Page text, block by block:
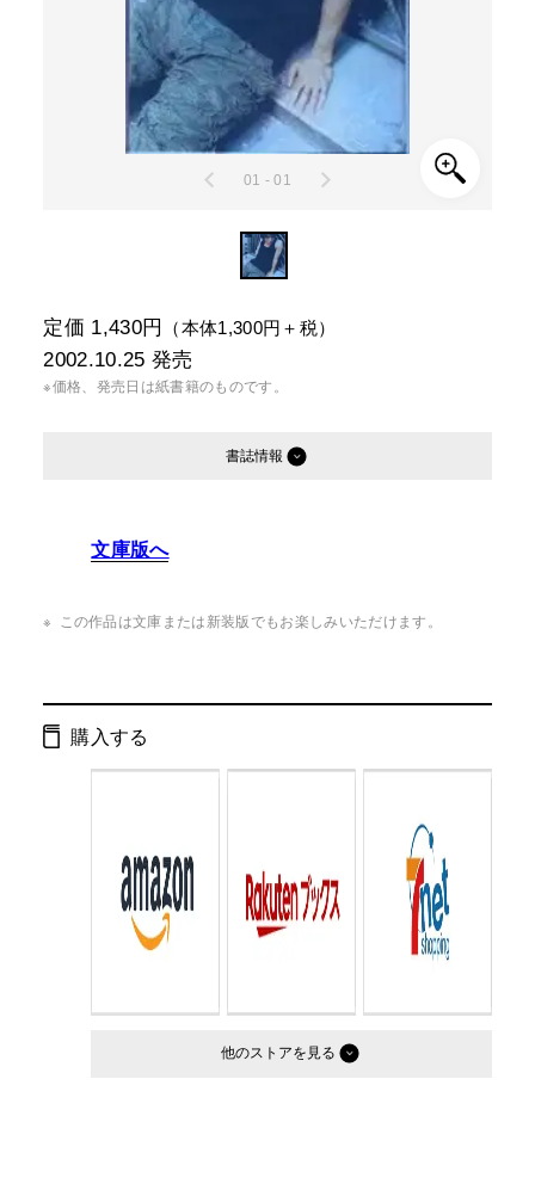
01 - 01
定価 1,430円 （本体1,300円＋税）
2002.10.25 発売
※価格、発売日は紙書籍のものです。
書誌情報
ISBN： 9784344002524
文庫版へ
この作品は文庫または新装版でもお楽しみいただけます。
購入する
他のストア